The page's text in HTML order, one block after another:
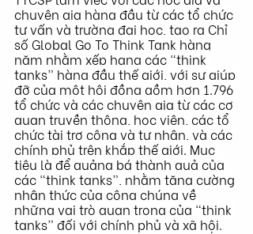
chuyên gia hàng đầu từ các tổ chức
tư vấn và trường đại học, tạo ra Chỉ
số Global Go To Think Tank hàng
năm nhằm xếp hạng các “think
tanks” hàng đầu thế giới, với sự giúp
đỡ của một hội đồng gồm hơn 1.796
tổ chức và các chuyên gia từ các cơ
quan truyền thông, học viện, các tổ
chức tài trợ công và tư nhân, và các
chính phủ trên khắp thế giới. Mục
tiêu là để quảng bá thành quả của
các “think tanks”, nhằm tăng cường
nhận thức của công chúng về
những vai trò quan trọng của “think
tanks” đối với chính phủ và xã hội.